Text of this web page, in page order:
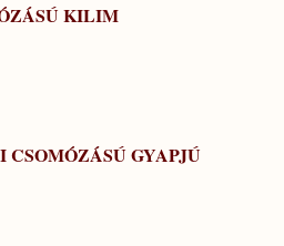
KILIM
GYAPJÚ